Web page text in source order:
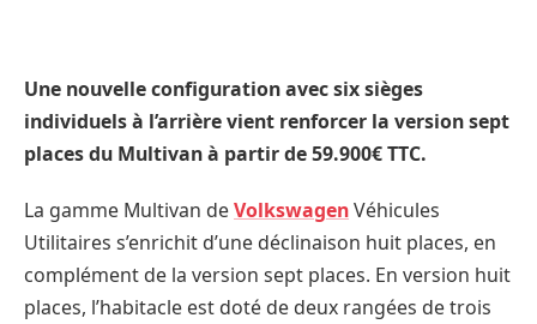
Une nouvelle configuration avec six sièges
individuels à l’arrière vient renforcer la version sept
places du Multivan à partir de 59.900€ TTC.
La gamme Multivan deVolkswagenVéhicules
Utilitaires s’enrichit d’une déclinaison huit places, en
complément de la version sept places. En version huit
places, l’habitacle est doté de deux rangées de trois